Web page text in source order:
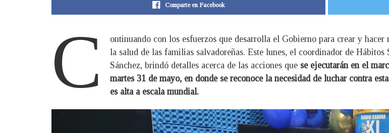
Comparte en Facebook
C
ontinuando con los esfuerzos que desarrolla el Gobierno para crear y
la salud de las familias salvadoreñas. Este lunes, el coordinador de
Sánchez, brindó detalles acerca de las acciones que se ejecutarán en el
martes 31 de mayo, en donde se reconoce la necesidad de luchar contra
es alta a escala mundial.